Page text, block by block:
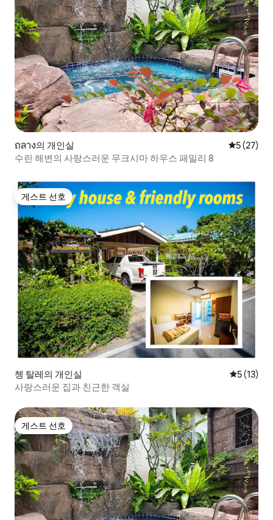
ถลาง의 개인실 평점 5점
5 (27)
수린 해변의 사랑스러운 무크시마 하우스 패밀리 8
게스트 선호
게스트 선호
쳉 탈레의 개인실 평점 5점
5 (13)
사랑스러운 집과 친근한 객실
게스트 선호
게스트 선호